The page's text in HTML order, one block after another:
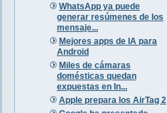
WhatsApp ya puede
generar resúmenes de los
mensaje...
Mejores apps de IA para
Android
Miles de cámaras
domésticas quedan
expuestas en In...
Apple prepara los AirTag 2